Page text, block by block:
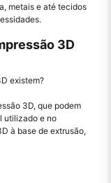
metais e até tecidos
3D
existem?
3D, que podem
utilizado e no
à base de extrusão,